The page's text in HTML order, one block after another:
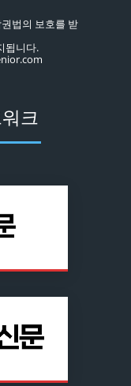
법의 보호를 받
됩니다.
크